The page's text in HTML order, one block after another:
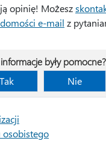
opinię! Możesz
e-mail z
były pomocne?
Tak
Nie